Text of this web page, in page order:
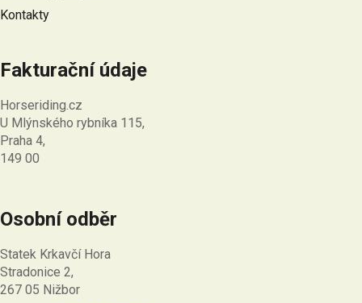
Kontakty
Fakturační údaje
Horseriding.cz
U Mlýnského rybníka 115,
Praha 4,
149 00
Osobní odběr
Statek Krkavčí Hora
Stradonice 2,
267 05 Nižbor